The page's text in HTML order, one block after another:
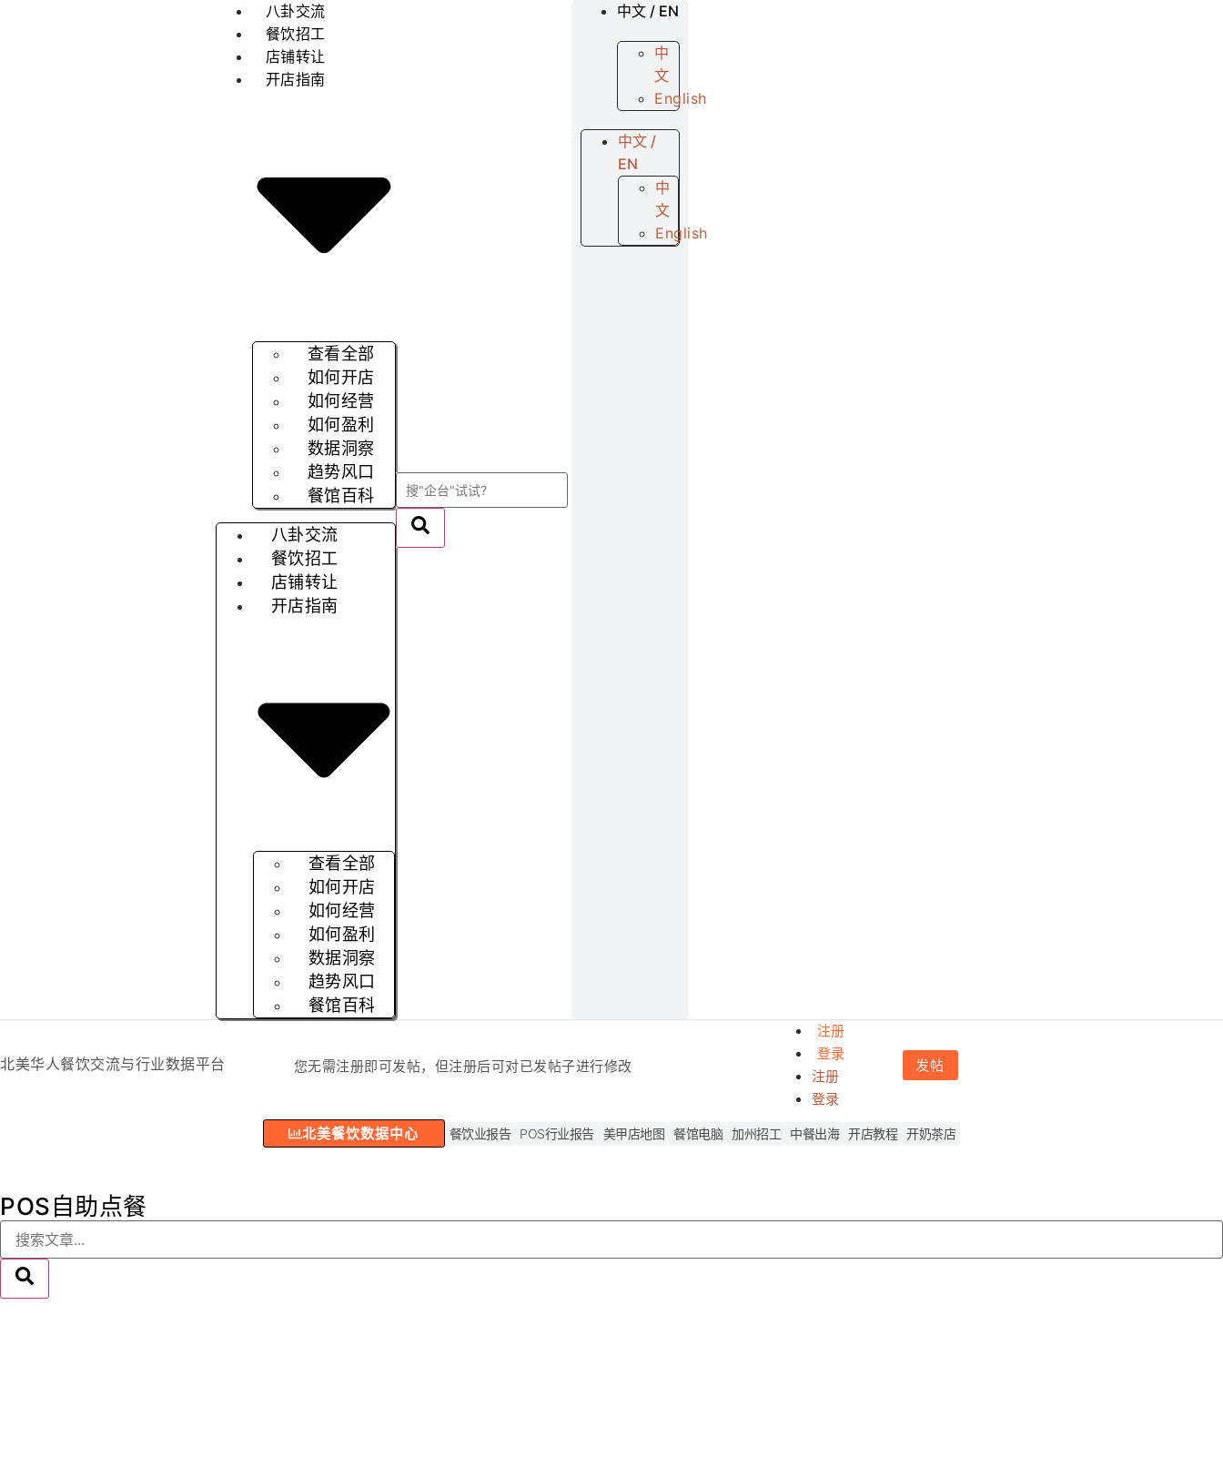
八卦交流
餐饮招工
店铺转让
开店指南
查看全部
如何开店
如何经营
如何盈利
数据洞察
趋势风口
餐馆百科
八卦交流
餐饮招工
店铺转让
开店指南
查看全部
如何开店
如何经营
如何盈利
数据洞察
趋势风口
餐馆百科
中文 / EN
中
文
English
中文 /
EN
中
文
English
北美华人餐饮交流与行业数据平台 您无需注册即可发帖，但注册后可对已发帖子进行修改
注册
登录
注册
登录
发帖
北美餐饮数据中心 餐饮业报告 POS行业报告 美甲店地图 餐馆电脑 加州招工 中餐出海 开店教程 开奶茶店
POS自助点餐